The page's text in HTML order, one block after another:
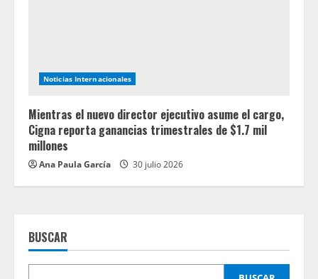
Noticias Internacionales
Mientras el nuevo director ejecutivo asume el cargo,
Cigna reporta ganancias trimestrales de $1.7 mil
millones
Ana Paula García 30 julio 2026
BUSCAR